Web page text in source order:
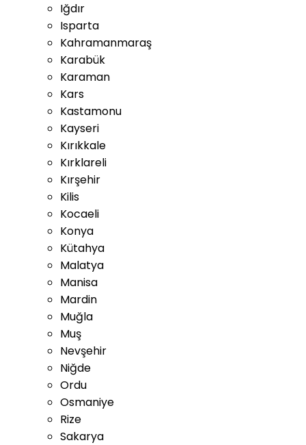
Iğdır
Isparta
Kahramanmaraş
Karabük
Karaman
Kars
Kastamonu
Kayseri
Kırıkkale
Kırklareli
Kırşehir
Kilis
Kocaeli
Konya
Kütahya
Malatya
Manisa
Mardin
Muğla
Muş
Nevşehir
Niğde
Ordu
Osmaniye
Rize
Sakarya